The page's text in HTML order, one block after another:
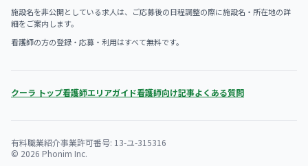
施設名を非公開としている求人は、ご応募後の日程調整の際に施設名・所在地の詳
細をご案内します。
看護師の方の登録・応募・利用はすべて無料です。
クーラ トップ看護師エリアガイド看護師向け記事よくある質問
有料職業紹介事業許可番号: 13-ユ-315316
© 2026 Phonim Inc.